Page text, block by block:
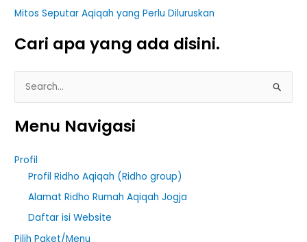
Mitos Seputar Aqiqah yang Perlu Diluruskan
Cari apa yang ada disini.
e
a
c
r
Menu Navigasi
Profil
Profil Ridho Aqiqah (Ridho group)
Alamat Ridho Rumah Aqiqah Jogja
Daftar isi Website
Pilih Paket/Menu